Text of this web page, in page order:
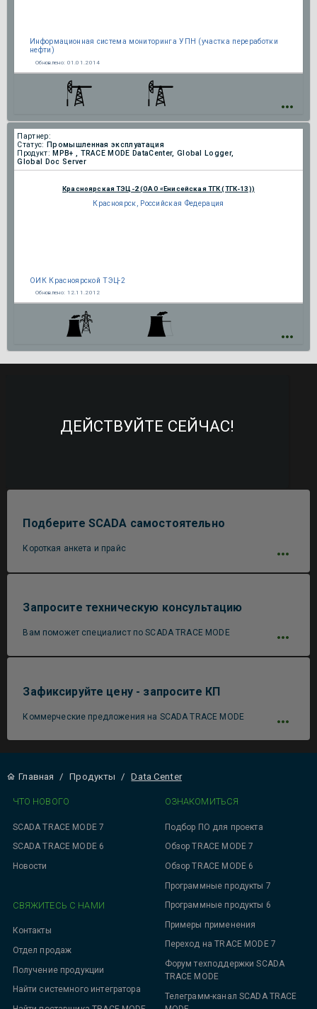
Информационная система мониторинга УПН (участка переработки
нефти)
Обновлено: 01.01.2014
Партнер:
Статус: Промышленная эксплуатация
Продукт: МРВ+ , TRACE MODE DataCenter, Global Logger,
Global Doc Server
Красноярская ТЭЦ-2 (ОАО «Енисейская ТГК (ТГК-13))
Красноярск, Российская Федерация
ОИК Красноярской ТЭЦ-2
Обновлено: 12.11.2012
ДЕЙСТВУЙТЕ СЕЙЧАС!
Подберите SCADA самостоятельно
Короткая анкета и прайс
Запросите техническую консультацию
Вам поможет специалист по SCADA TRACE MODE
Зафиксируйте цену - запросите КП
Коммерческие предложения на SCADA TRACE MODE
Главная / Продукты / Data Center
ЧТО НОВОГО
SCADA TRACE MODE 7
SCADA TRACE MODE 6
Новости
ОЗНАКОМИТЬСЯ
Подбор ПО для проекта
Обзор TRACE MODE 7
Обзор TRACE MODE 6
Программные продукты 7
Программные продукты 6
Примеры применения
Переход на TRACE MODE 7
Форум техподдержки SCADA
TRACE MODE
Телеграмм-канал SCADA TRACE
СВЯЖИТЕСЬ С НАМИ
Контакты
Отдел продаж
Получение продукции
Найти системного интегратора